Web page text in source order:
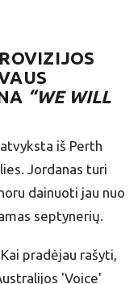
“WE WILL
iš Perth
Jordanas turi
dainuoti jau nuo
septynerių.
pradėjau rašyti,
'Voice'